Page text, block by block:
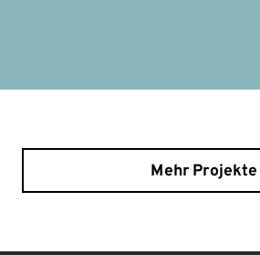
Mehr Projekte